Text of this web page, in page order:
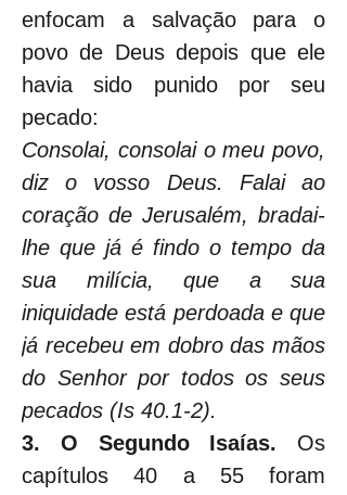
enfocam a salvação para o
povo de Deus depois que ele
havia sido punido por seu
pecado:
Consolai, consolai o meu povo,
diz o vosso Deus. Falai ao
coração de Jerusalém, bradai-
lhe que já é findo o tempo da
sua milícia, que a sua
iniquidade está perdoada e que
já recebeu em dobro das mãos
do Senhor por todos os seus
pecados (Is 40.1-2).
3. O Segundo Isaías. Os
capítulos 40 a 55 foram